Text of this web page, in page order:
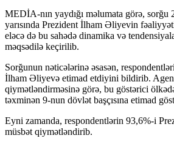
MEDİA-nın yaydığı məlumata görə, sorğu
yarısında Prezident İlham Əliyevin
eləcə də bu sahədə dinamika və
məqsədilə keçirilib.
Sorğunun nəticələrinə əsasən,
İlham Əliyevə etimad etdiyini bildirib.
qiymətləndirməsinə görə, bu göstərici
təxminən 9-nun dövlət başçısına etimad
Eyni zamanda, respondentlərin 93,6%-i
müsbət qiymətləndirib.